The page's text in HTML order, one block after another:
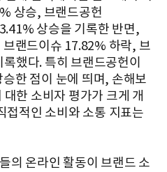
상승, 브랜드공헌
상승을 기록한 반면,
랜드이슈 17.82% 하락, 브
했다. 특히 브랜드공헌이
한 점이 눈에 띄며, 손해보
한 소비자 평가가 크게 개
접적인 소비와 소통 지표는
의 온라인 활동이 브랜드 소